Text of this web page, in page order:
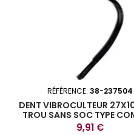
RÉFÉRENCE: 38-237504
DENT VIBROCULTEUR
TROU SANS SOC TYPE
Prix
9,91 €